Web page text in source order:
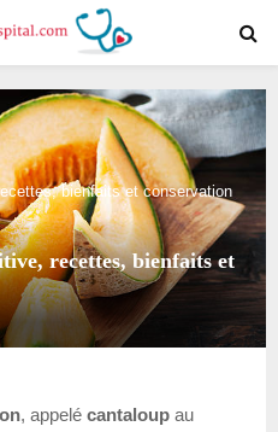
bienfaits et conservation
recettes, bienfaits et
, appelé cantaloup au